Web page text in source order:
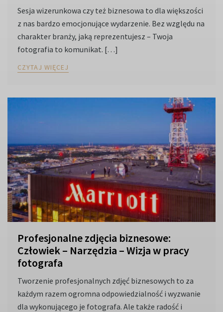
Sesja wizerunkowa czy też biznesowa to dla większości
z nas bardzo emocjonujące wydarzenie. Bez względu na
charakter branży, jaką reprezentujesz – Twoja
fotografia to komunikat. […]
CZYTAJ WIĘCEJ
Profesjonalne zdjęcia biznesowe:
Człowiek – Narzędzia – Wizja w pracy
fotografa
Tworzenie profesjonalnych zdjęć biznesowych to za
każdym razem ogromna odpowiedzialność i wyzwanie
dla wykonującego je fotografa. Ale także radość i